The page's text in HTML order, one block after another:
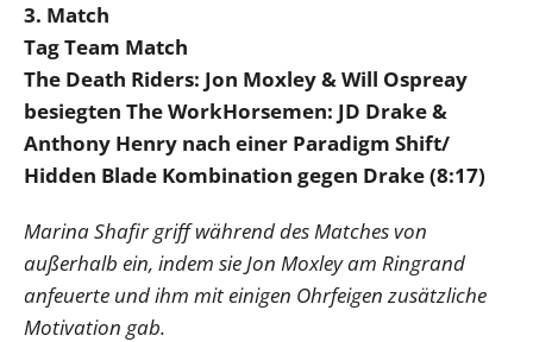
3. Match
Tag Team Match
The Death Riders: Jon Moxley & Will Ospreay
besiegten The WorkHorsemen: JD Drake &
Anthony Henry nach einer Paradigm Shift/
Hidden Blade Kombination gegen Drake (8:17)
Marina Shafir griff während des Matches von
außerhalb ein, indem sie Jon Moxley am Ringrand
anfeuerte und ihm mit einigen Ohrfeigen zusätzliche
Motivation gab.